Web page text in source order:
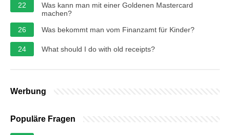
22
Was kann man mit einer Goldenen Mastercard
machen?
26
Was bekommt man vom Finanzamt für Kinder?
24 What should I do with old receipts?
Werbung
Populäre Fragen